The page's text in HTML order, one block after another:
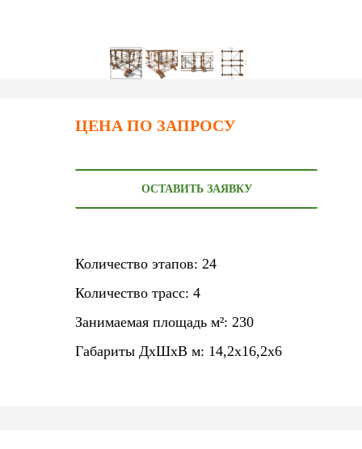
ЦЕНА ПО ЗАПРОСУ
ОСТАВИТЬ ЗАЯВКУ
Количество этапов: 24
Количество трасс: 4
Занимаемая площадь м²: 230
Габариты ДхШхВ м: 14,2х16,2х6